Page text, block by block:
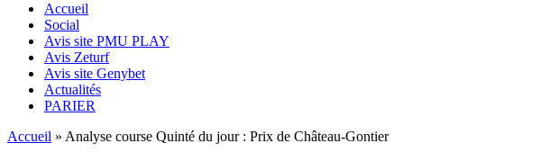
Accueil
Social
Avis site PMU PLAY
Avis Zeturf
Avis site Genybet
Actualités
PARIER
Accueil » Analyse course Quinté du jour : Prix de Château-Gontier